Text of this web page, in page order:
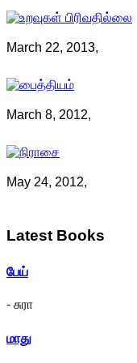
March 22, 2013,
March 8, 2012,
May 24, 2012,
Latest Books
பேய்
- சுரா
மாது